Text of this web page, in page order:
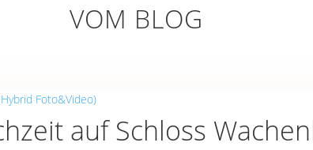
VOM BLOG
auf Schloss